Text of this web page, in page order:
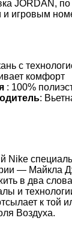
JORDAN, по
и игровым
с
комфорт
: 100%
:
Nike
—
в два
и
к той
Воздуха.